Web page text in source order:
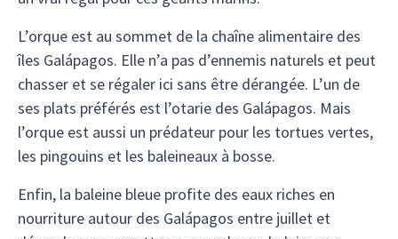
L’orque est au sommet de la chaîne alimentaire des
îles Galápagos. Elle n’a pas d’ennemis naturels et peut
chasser et se régaler ici sans être dérangée. L’un de
ses plats préférés est l’otarie des Galápagos. Mais
l’orque est aussi un prédateur pour les tortues vertes,
les pingouins et les baleineaux à bosse.
Enfin, la baleine bleue profite des eaux riches en
nourriture autour des Galápagos entre juillet et